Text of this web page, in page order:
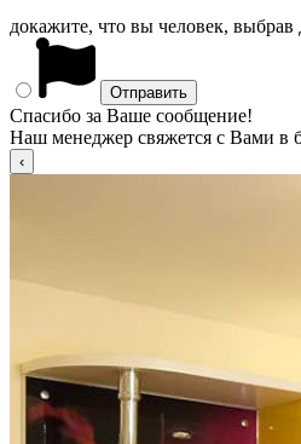
докажите, что вы человек, выбрав
Спасибо за Ваше сообщение!
Наш менеджер свяжется с Вами в